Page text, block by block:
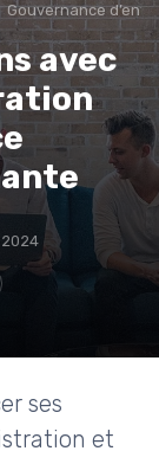
Gouvernance
avec
ses
et